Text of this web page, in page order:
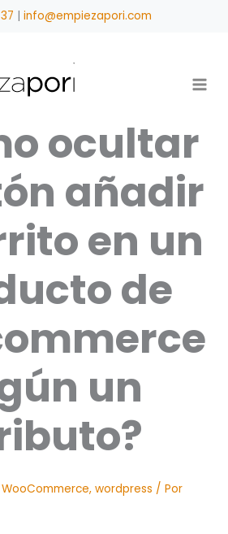
| info@empiezapori.com
ocultar
añadir
en un
de
un
WooCommerce, wordpress / Por